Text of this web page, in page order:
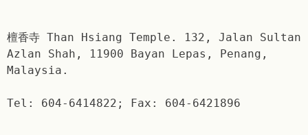
檀香寺 Than Hsiang Temple. 132, Jalan Sultan
Azlan Shah, 11900 Bayan Lepas, Penang,
Malaysia.
Tel: 604-6414822; Fax: 604-6421896